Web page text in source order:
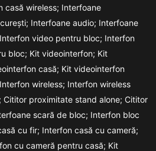
casă wireless; Interfoane
Interfoane audio; Interfoane
Interfon video pentru bloc; Interfon
bloc; Kit videointerfon; Kit
casă; Kit videointerfon
Interfon wireless; Interfon wireless
Cititor proximitate stand alone; Cititor
scară de bloc; Interfon bloc
cu fir; Interfon casă cu cameră;
cu cameră pentru casă; Kit